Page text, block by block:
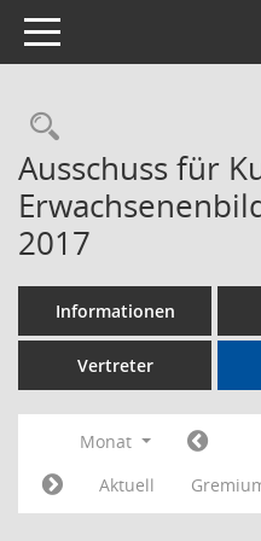
Toggle navigation
Ausschuss für
2017
Informationen
Vertreter
Monat
Aktuell